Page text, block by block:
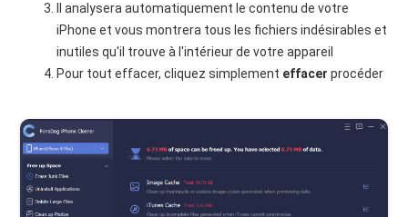
Il analysera automatiquement le contenu de votre
iPhone et vous montrera tous les fichiers indésirables et
inutiles qu'il trouve à l'intérieur de votre appareil
Pour tout effacer, cliquez simplement effacer procéder